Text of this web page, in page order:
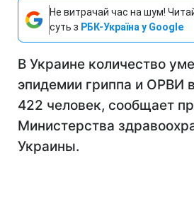
Не витрачай час на шум!
суть з РБК-Україна у Google
В Украине количество
эпидемии гриппа и ОРВИ
422 человек, сообщает
Министерства
Украины.